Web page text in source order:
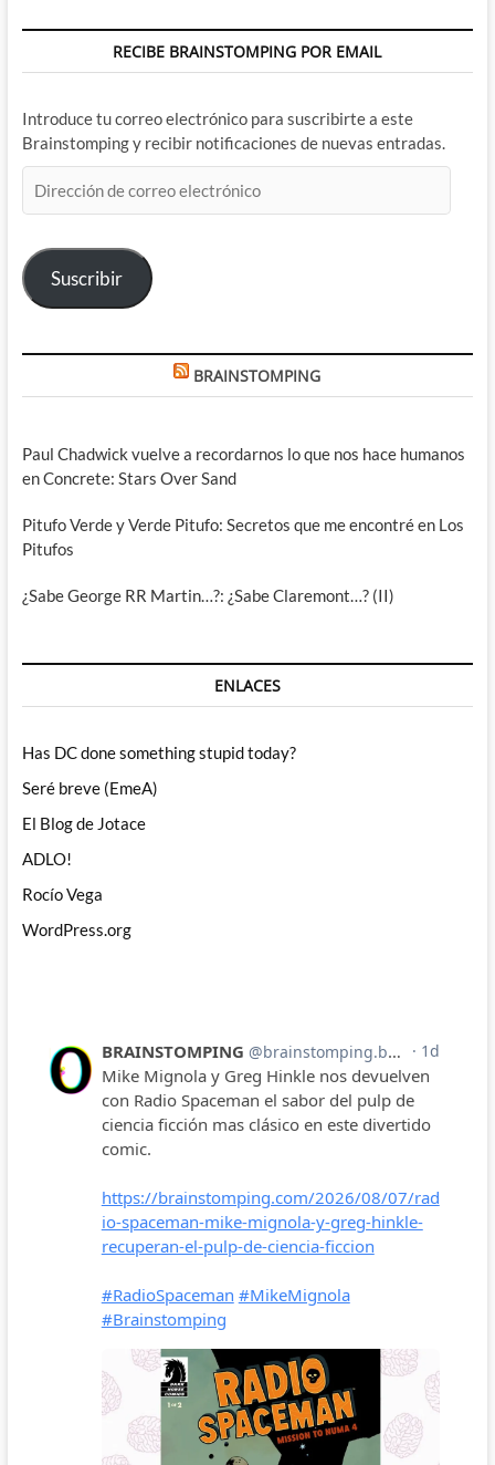
RECIBE BRAINSTOMPING POR EMAIL
Introduce tu correo electrónico para suscribirte a este
Brainstomping y recibir notificaciones de nuevas entradas.
de
electrónico
Suscribir
BRAINSTOMPING
Paul Chadwick vuelve a recordarnos lo que nos hace humanos
en Concrete: Stars Over Sand
Pitufo Verde y Verde Pitufo: Secretos que me encontré en Los
Pitufos
¿Sabe George RR Martin…?: ¿Sabe Claremont…? (II)
ENLACES
Has DC done something stupid today?
Seré breve (EmeA)
El Blog de Jotace
ADLO!
Rocío Vega
WordPress.org